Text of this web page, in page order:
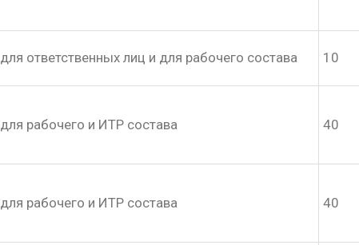
для ответственных лиц и для рабочего состава 10
для рабочего и ИТР состава 40
для рабочего и ИТР состава 40